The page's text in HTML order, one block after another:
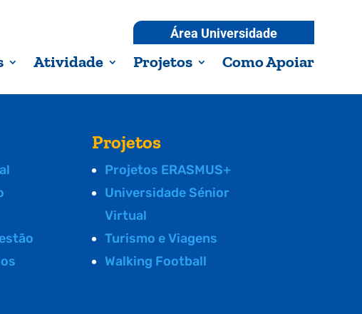
Área Universidade
Atividade Projetos Como Apoiar
Projetos
Projetos ERASMUS+
Universidade Sénior
Virtual
Turismo e Viagens
Walking Football